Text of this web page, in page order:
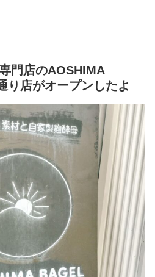
門店のAOSHIMA
り店がオープンしたよ